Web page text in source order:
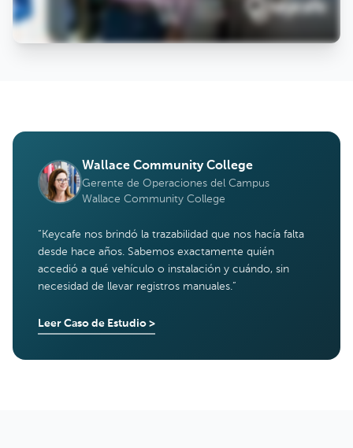
Wallace Community College
Gerente de Operaciones del Campus
Wallace Community College
“ Keycafe nos brindó la trazabilidad que nos hacía falta
desde hace años. Sabemos exactamente quién
accedió a qué vehículo o instalación y cuándo, sin
necesidad de llevar registros manuales.”
Leer Caso de Estudio >